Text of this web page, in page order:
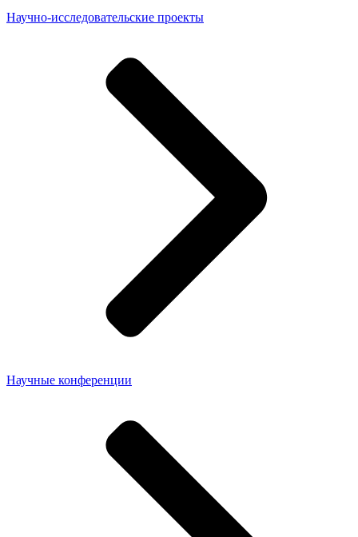
Научно-исследовательские проекты
Научные конференции